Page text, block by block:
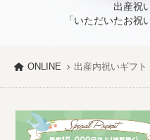
出産祝
「いただいたお祝
ONLINE 出産内祝いギフト